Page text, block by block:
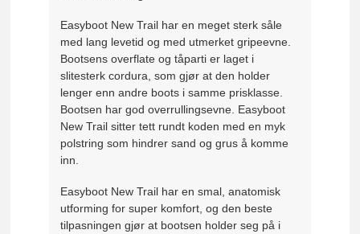
Easyboot New Trail har en meget sterk såle
med lang levetid og med utmerket gripeevne.
Bootsens overflate og tåparti er laget i
slitesterk cordura, som gjør at den holder
lenger enn andre boots i samme prisklasse.
Bootsen har god overrullingsevne. Easyboot
New Trail sitter tett rundt koden med en myk
polstring som hindrer sand og grus å komme
inn.
Easyboot New Trail har en smal, anatomisk
utforming for super komfort, og den beste
tilpasningen gjør at bootsen holder seg på i